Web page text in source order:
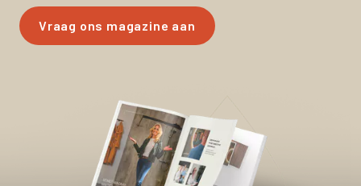
Vraag ons magazine aan